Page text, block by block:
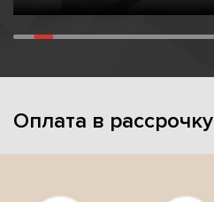
Оплата в рассрочку